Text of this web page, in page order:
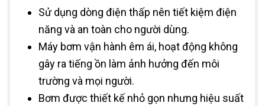
Sử dụng dòng điện thấp nên tiết kiệm điện
năng và an toàn cho người dùng.
Máy bơm vận hành êm ái, hoạt động không
gây ra tiếng ồn làm ảnh hưởng đến môi
trường và mọi người.
Bơm được thiết kế nhỏ gọn nhưng hiệu suất